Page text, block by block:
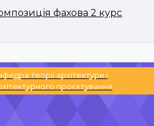
фахова 2 курс
архітектурного
теорії архітектури і
проєктування